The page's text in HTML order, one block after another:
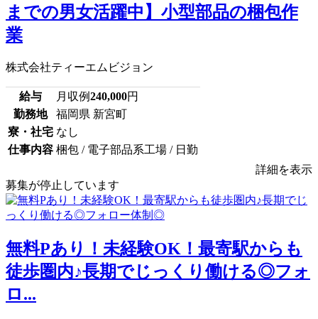
までの男女活躍中】小型部品の梱包作
業
株式会社ティーエムビジョン
給与 月収例240,000円
勤務地
福岡県 新宮町
寮・社宅 なし
仕事内容 梱包 / 電子部品系工場 / 日勤
詳細を表示
募集が停止しています
無料Pあり！未経験OK！最寄駅からも
徒歩圏内♪長期でじっくり働ける◎フォ
ロ...